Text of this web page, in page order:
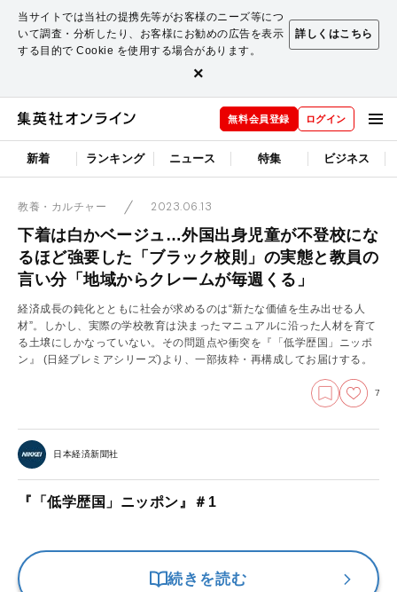
当サイトでは当社の提携先等がお客様のニーズ等につ
いて調査・分析したり、お客様にお勧めの広告を表示
する目的で Cookie を使用する場合があります。
詳しくはこちら
×
無料会員登録 ログイン
新着 ランキング ニュース 特集 ビジネス
教養・カルチャー 2023.06.13
下着は白かベージュ…外国出身児童が不登校にな
るほど強要した「ブラック校則」の実態と教員の
言い分「地域からクレームが毎週くる」
経済成長の鈍化とともに社会が求めるのは“新たな価値を生み出せる人
材”。しかし、実際の学校教育は決まったマニュアルに沿った人材を育て
る土壌にしかなっていない。その問題点や衝突を『「低学歴国」ニッポ
ン』 (日経プレミアシリーズ)より、一部抜粋・再構成してお届けする。
7
日本経済新聞社
『「低学歴国」ニッポン』＃1
続きを読む